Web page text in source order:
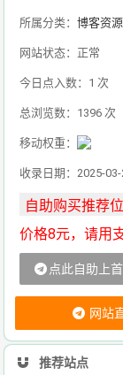
所属分类： 博客资源
网站状态：正常
今日点入数：1 次
总浏览数：1396 次
移动权重：
收录日期：2025-
价格8元，请用
点此自助上
网站
推荐站点